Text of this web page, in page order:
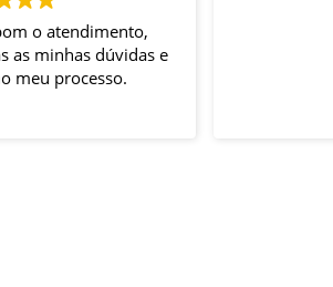
o atendimento,
as minhas dúvidas e
meu processo.